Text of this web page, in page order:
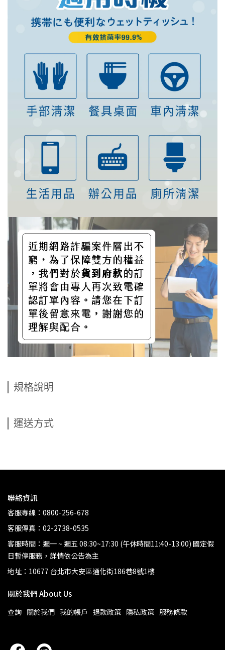
規格說明
運送方式
聯絡資訊
客服專線：0800-256-678
客服傳真：02-2738-0535
客服時間：週一 ~ 週五 08:30~17:30 (午休時間11:40-13:00) 國定假
日暫停服務，詳情依公告為主
地址：10677 台北市大安區通化街186巷8號1樓
關於我們 About Us
查詢 關於我們 我的帳戶 退款政策 隱私政策 服務條款